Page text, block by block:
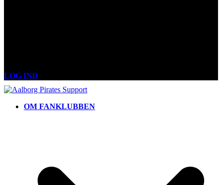
LOG IND
OM FANKLUBBEN